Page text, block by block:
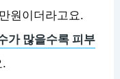
원이더라고요.
가 많을수록 피부
.